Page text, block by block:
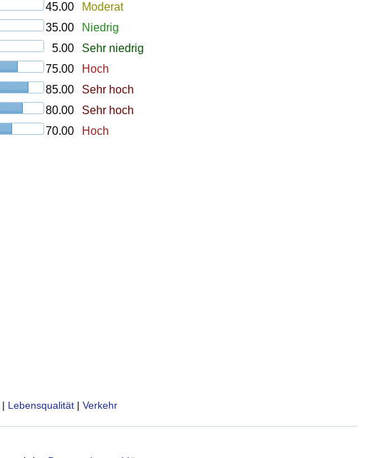
45.00
Moderat
35.00
Niedrig
5.00
Sehr niedrig
75.00
Hoch
85.00
Sehr hoch
80.00
Sehr hoch
70.00 Hoch
| Lebensqualität | Verkehr